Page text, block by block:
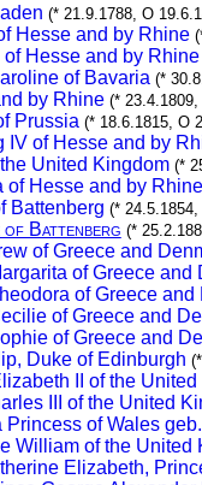
(* 21.9.1788, O
Hesse and by Rhine
Hesse and by Rhine
of Bavaria (*
by Rhine (*
Prussia (* 18.6.1815, O
IV of Hesse and by
United Kingdom (*
of Hesse and by Rhine
Battenberg (*
of Battenberg (*
of Greece and
of Greece and
of Greece and
of Greece and
of Greece and
Duke of Edinburgh
II of the
III of the United
Princess of Wales
William of the United
Elizabeth,